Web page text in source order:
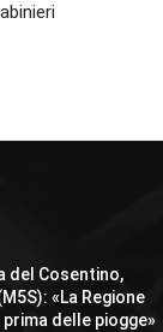
del Cosentino,
«La Regione
prima delle piogge»